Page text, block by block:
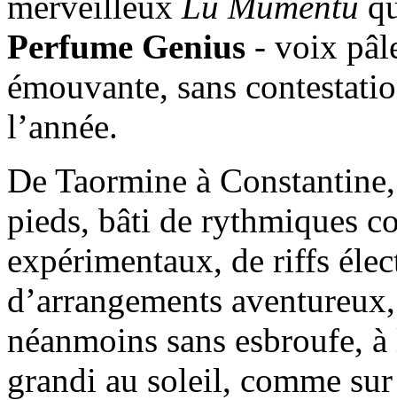
Perfume Genius - voix
émouvante, sans
l’année.
De Taormine à
pieds, bâti de rythmiques
expérimentaux, de riffs
d’arrangements
néanmoins sans esbroufe,
grandi au soleil, comme